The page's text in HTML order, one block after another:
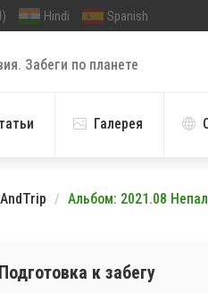
Hindi Spanish
Забеги по планете
Галерея
Альбом: 2021.08
к забегу